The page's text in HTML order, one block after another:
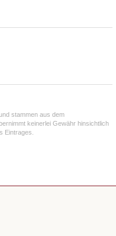
stammen aus dem
keinerlei Gewähr hinsichtlich
Eintrages.